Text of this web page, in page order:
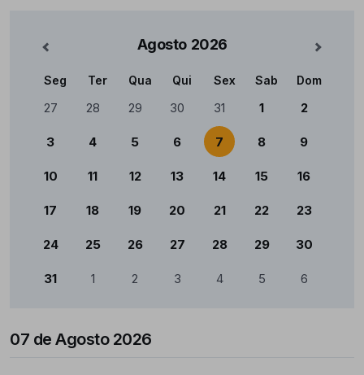
Agosto 2026 Mês
Calendário
Seg Ter Qua Qui Sex Sab Dom
27 28 29 30 31 1 2
3 4 5 6 7 8 9
10 11 12 13 14 15 16
17 18 19 20 21 22 23
24 25 26 27 28 29 30
31 1 2 3 4 5 6
07 de Agosto 2026